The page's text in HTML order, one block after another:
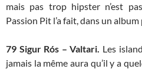
mais pas trop hipster n’est
Passion Pit l’a fait, dans un
79 Sigur Rós – Valtari. Les
jamais la même aura qu’il y a